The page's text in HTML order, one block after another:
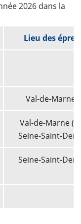
2026 dans la
Lieu des
Val-de-Marne
Val-de-Marne
Seine-Saint-
Seine-Saint-